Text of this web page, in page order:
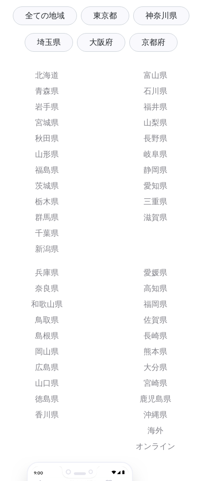
全ての地域 東京都 神奈川県
埼玉県 大阪府 京都府
北海道
青森県
岩手県
宮城県
秋田県
山形県
福島県
茨城県
栃木県
群馬県
千葉県
新潟県
富山県
石川県
福井県
山梨県
長野県
岐阜県
静岡県
愛知県
三重県
滋賀県
兵庫県
奈良県
和歌山県
鳥取県
島根県
岡山県
広島県
山口県
徳島県
香川県
愛媛県
高知県
福岡県
佐賀県
長崎県
熊本県
大分県
宮崎県
鹿児島県
沖縄県
海外
オンライン